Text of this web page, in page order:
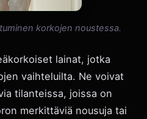
korkojen noustessa.
lainat, jotka
vaihteluilta. Ne voivat
tilanteissa, joissa on
merkittäviä nousuja tai